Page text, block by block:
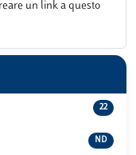
un link a questo
22
ND